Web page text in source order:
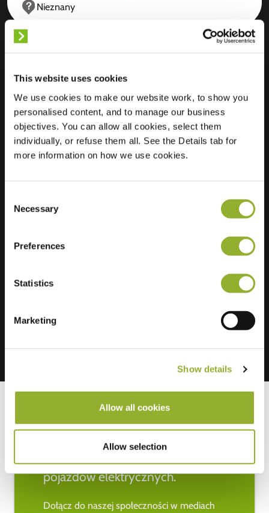
This website uses cookies
We use cookies to make our website work, to show you
personalised content, and to manage our business
objectives. You can allow all cookies, select them
individually, or refuse them all. See the Details tab for
more information on how we use cookies.
Selection
Necessary
Preferences
Statistics
Marketing
Show details
Allow all cookies
Allow selection
Nieznany
Glazenmakershof 2
6687 DG Angeren
Holandia
Regular Charging 1 of 2 available
Dodatkowe informacje
Bądź na bieżąco z najnowszymi
wiadomościami na temat
pojazdów elektrycznych.
Dołącz do naszej społeczności w mediach